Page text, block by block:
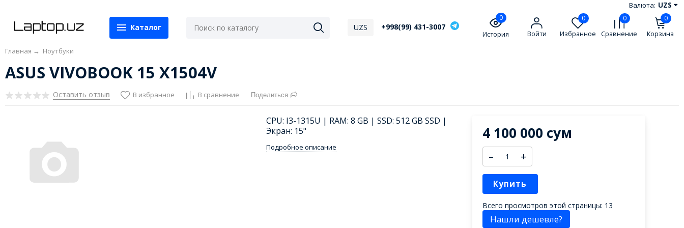
Валюта: UZS
Каталог UZS +998(99) 431-3007
0
История
Войти
0
Избранное
0
Сравнение
0
Корзина
Главная → Ноутбуки
ASUS VIVOBOOK 15 X1504V
Оставить отзыв В избранное В сравнение Поделиться
CPU: I3-1315U | RAM: 8 GB | SSD: 512 GB SSD |
Экран: 15"
Подробное описание
4 100 000 сум
– +
Купить
Всего просмотров этой страницы: 13